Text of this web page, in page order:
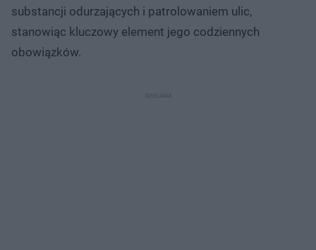
substancji odurzających i patrolowaniem ulic,
stanowiąc kluczowy element jego codziennych
obowiązków.